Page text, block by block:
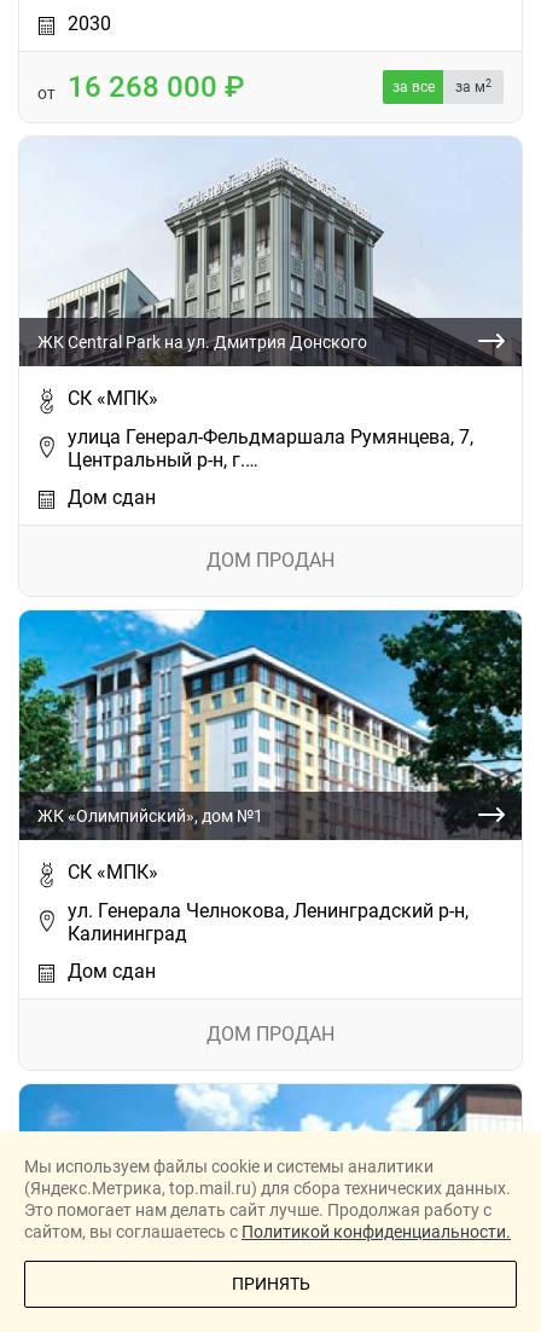
2030
от 16 268 000 за все за м2
ЖК Central Park на ул. Дмитрия Донского
СК «МПК»
улица Генерал-Фельдмаршала Румянцева, 7,
Центральный р-н, г.…
Дом сдан
ДОМ ПРОДАН
ЖК «Олимпийский», дом №1
СК «МПК»
ул. Генерала Челнокова, Ленинградский р-н,
Калининград
Дом сдан
ДОМ ПРОДАН
ЖК «Олимпийский», дом №2
ПОЗВОНИТЕ МНЕ
Мы используем файлы cookie и системы аналитики
(Яндекс.Метрика, top.mail.ru) для сбора технических данных.
Это помогает нам делать сайт лучше. Продолжая работу с
сайтом, вы соглашаетесь с Политикой конфиденциальности.
ПРИНЯТЬ